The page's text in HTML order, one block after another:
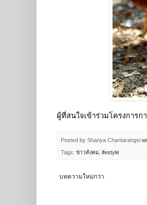
ผู้ที่สนใจเข้าร่วมโครงการ
Posted by Shanya Chantarangsi
Tags: ข่าวสังคม ifestyle
บทความใหม่กว่า